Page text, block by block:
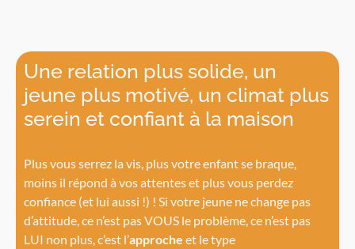
Une relation plus solide, un
jeune plus motivé, un climat plus
serein et confiant à la maison
Plus vous serrez la vis, plus votre enfant se braque,
moins il répond à vos attentes et plus vous perdez
confiance (et lui aussi !) ! Si votre jeune ne change pas
d’attitude, ce n’est pas VOUS le problème, ce n’est pas
LUI non plus, c’est l’approche et le type